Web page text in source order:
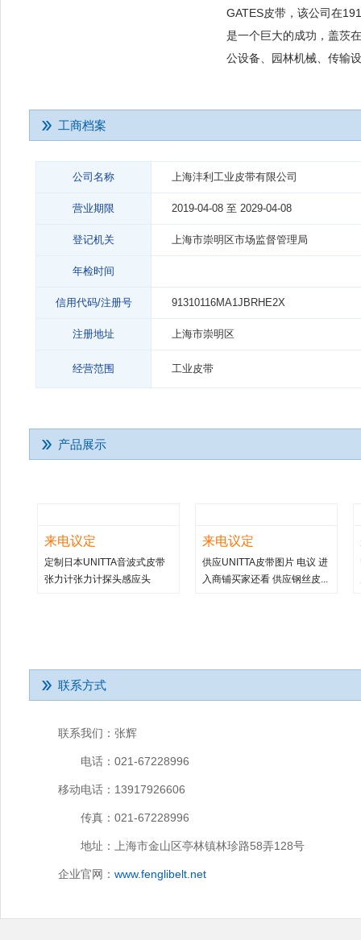
GATES皮带，该公司在
是一个巨大的成功，盖茨
公设备、园林机械、传输
工商档案
公司名称 上海沣利工业皮带有限公司
营业期限 2019-04-08 至 2029-04-08
登记机关 上海市崇明区市场监督管理局
年检时间
信用代码/注册号 91310116MA1JBRHE2X
注册地址 上海市崇明区
经营范围 工业皮带
产品展示
来电议定
定制日本UNITTA音波式皮带
张力计张力计探头感应头
来电议定
供应UNITTA皮带图片 电议 进
入商铺买家还看 供应钢丝皮...
联系方式
联系我们： 张辉
电话： 021-67228996
移动电话： 13917926606
传真： 021-67228996
地址： 上海市金山区亭林镇林珍路58弄128号
企业官网： www.fenglibelt.net